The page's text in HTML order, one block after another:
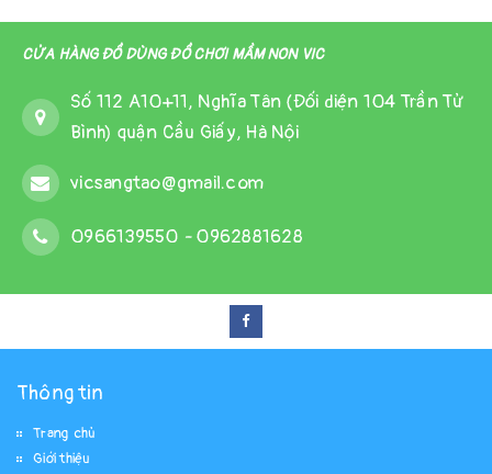
CỬA HÀNG ĐỒ DÙNG ĐỒ CHƠI MẦM NON VIC
Số 112 A10+11, Nghĩa Tân (Đối diện 104 Trần Tử
Bình) quận Cầu Giấy, Hà Nội
vicsangtao@gmail.com
0966139550 -0962881628
Thông tin
Trang chủ
Giới thiệu